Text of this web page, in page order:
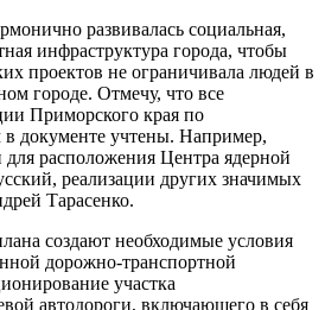
развивалась социальная,
инфраструктура города, чтобы
проектов не ограничивала людей в
городе. Отмечу, что все
Приморского края по
документе учтены. Например,
расположения Центра ядерной
реализации других значимых
Тарасенко.
создают необходимые условия
дорожно-транспортной
участка
автодороги, включающего в себя